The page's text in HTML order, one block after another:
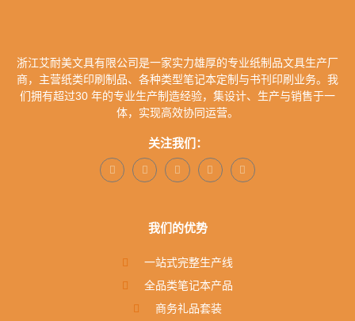
浙江艾耐美文具有限公司是一家实力雄厚的专业纸制品文具生产厂
商，主营纸类印刷制品、各种类型笔记本定制与书刊印刷业务。我
们拥有超过30 年的专业生产制造经验，集设计、生产与销售于一
体，实现高效协同运营。
关注我们：
我们的优势
一站式完整生产线
全品类笔记本产品
商务礼品套装